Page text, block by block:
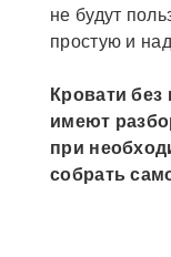
не будут
простую и
Кровати
имеют
при
собрать